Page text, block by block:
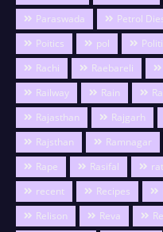
Paraswada
Petrol
Poitics
pol
Rachi
Raebareli
Railway
Rain
Rajasthan
Rajgarh
Rajsthan
Ramnagar
Rape
Rasifal
recent
Recipes
Relison
Reva